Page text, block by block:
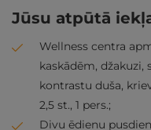
Jūsu atpūtā
Wellness centra
kaskādēm,
kontrastu duša,
2,5 st., 1 pers.;
Divu ēdienu